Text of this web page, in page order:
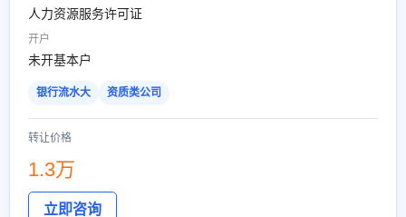
人力资源服务许可证
开户
未开基本户
银行流水大 资质类公司
转让价格
1.3万
立即咨询